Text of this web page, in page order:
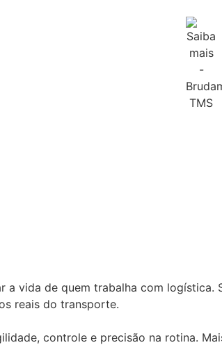
vida de quem trabalha com
reais do transporte.
controle e precisão na rotina.